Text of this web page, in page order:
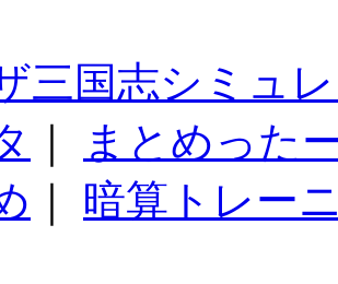
三国志シミュ
まとめった
暗算トレー